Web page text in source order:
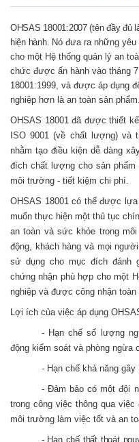
OHSAS 18001:2007 (tên đầy đủ
hiện hành. Nó đưa ra những
cho một Hệ thống quản lý an
chức được ấn hành vào tháng
18001:1999, và được áp dụng
nghiệp hơn là an toàn sản phẩm.
OHSAS 18001 đã được thiết
ISO 9001 (về chất lượng) và
nhằm tạo điều kiện dễ dàng
đích chất lượng cho sản
môi trường - tiết kiệm chi phí.
OHSAS 18001 có thể được
muốn thực hiện một thủ tục
an toàn và sức khỏe trong
động, khách hàng và mọi
sử dụng cho mục đích đánh
chứng nhận phù hợp cho một
nghiệp và được công nhận toàn
Lợi ích của việc áp dụng
- Hạn chế số lượng
động kiểm soát và phòng ngừa
- Hạn chế khả năng
- Đảm bảo có một đội
trong công việc thông qua
môi trường làm việc tốt và an
- Hạn chế thất thoát